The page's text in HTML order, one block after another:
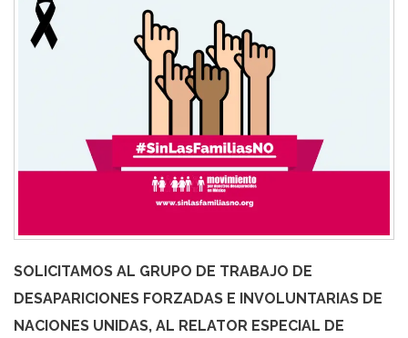
SOLICITAMOS AL GRUPO DE TRABAJO DE
DESAPARICIONES FORZADAS E INVOLUNTARIAS DE
NACIONES UNIDAS, AL RELATOR ESPECIAL DE